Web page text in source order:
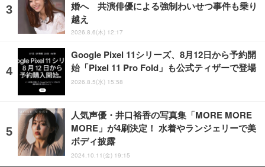
婚へ 共演俳優による強制わいせつ事件も乗り
越え
2026.8.6(木) 12:17
Google Pixel 11シリーズ、8月12日から予約開
始「Pixel 11 Pro Fold」も公式ティザーで登場
2026.8.5(水) 15:58
人気声優・井口裕香の写真集「MORE MORE
MORE」が4刷決定！ 水着やランジェリーで美
ボディ披露
2024.10.11(金) 19:15